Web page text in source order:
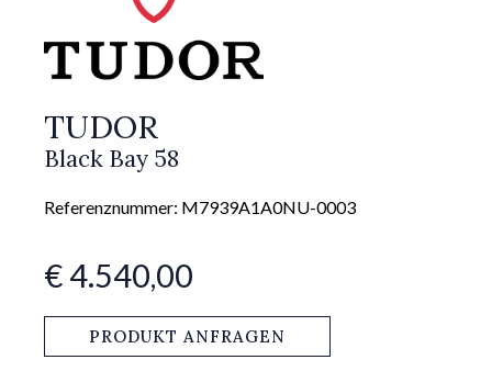
TUDOR
Black Bay 58
Referenznummer: M7939A1A0NU-0003
€ 4.540,00
PRODUKT ANFRAGEN